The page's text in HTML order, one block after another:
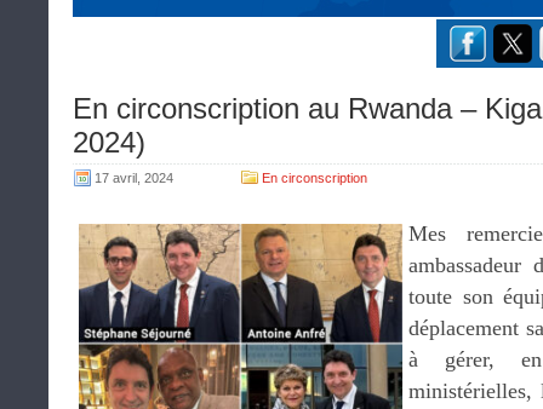
En circonscription au Rwanda –
2024)
17 avril, 2024 En circonscription
Mes
toute son
déplacement
à gérer,
ministérielles,